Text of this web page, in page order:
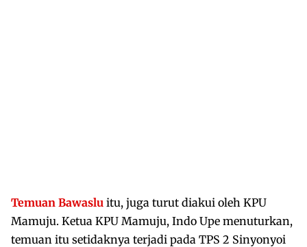
Temuan Bawaslu itu, juga turut diakui oleh KPU
Mamuju. Ketua KPU Mamuju, Indo Upe menuturkan,
temuan itu setidaknya terjadi pada TPS 2 Sinyonyoi